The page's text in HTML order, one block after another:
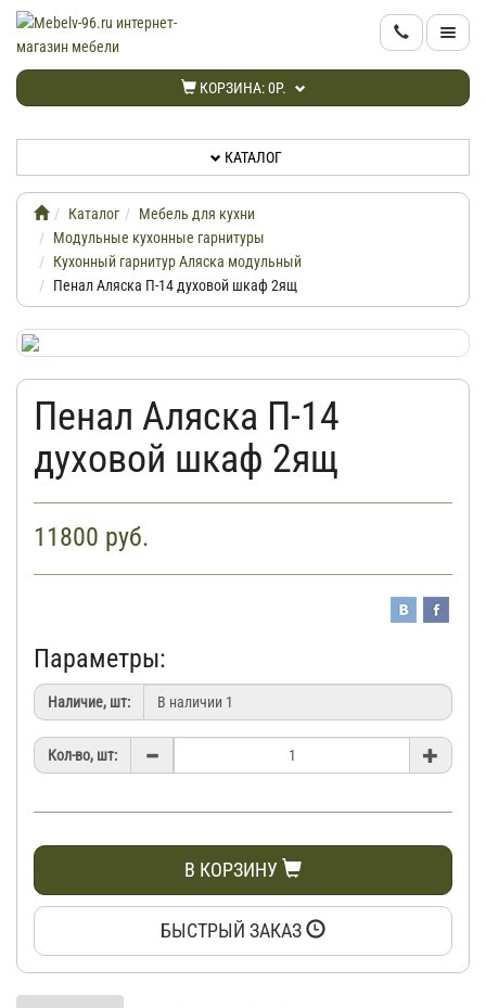
КОРЗИНА:0Р.
КАТАЛОГ
НОВИНКИ
ИНФОРМАЦИЯ
ДОСТАВКА
КАБИНЕТ
КОНТАКТЫ
КАТАЛОГ
Каталог
Мебель для кухни
Модульные кухонные гарнитуры
Кухонный гарнитур Аляска модульный
Пенал Аляска П-14 духовой шкаф 2ящ
Пенал Аляска П-14
духовой шкаф 2ящ
11800 руб.
Параметры:
Наличие, шт:
Кол-во, шт:
В КОРЗИНУ
БЫСТРЫЙ ЗАКАЗ